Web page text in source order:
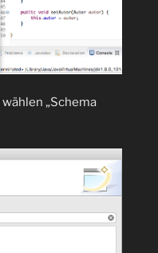
„Schema